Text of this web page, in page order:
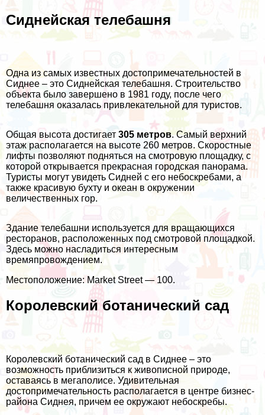
Сиднейская телебашня
Одна из самых известных достопримечательностей в
Сиднее – это Сиднейская телебашня. Строительство
объекта было завершено в 1981 году, после чего
телебашня оказалась привлекательной для туристов.
Общая высота достигает 305 метров. Самый верхний
этаж располагается на высоте 260 метров. Скоростные
лифты позволяют подняться на смотровую площадку, с
которой открывается прекрасная городская панорама.
Туристы могут увидеть Сидней с его небоскребами, а
также красивую бухту и океан в окружении
величественных гор.
Здание телебашни используется для вращающихся
ресторанов, расположенных под смотровой площадкой.
Здесь можно насладиться интересным
времяпровождением.
Местоположение: Market Street — 100.
Королевский ботанический сад
Королевский ботанический сад в Сиднее – это
возможность приблизиться к живописной природе,
оставаясь в мегаполисе. Удивительная
достопримечательность располагается в центре бизнес-
района Сиднея, причем ее окружают небоскребы.